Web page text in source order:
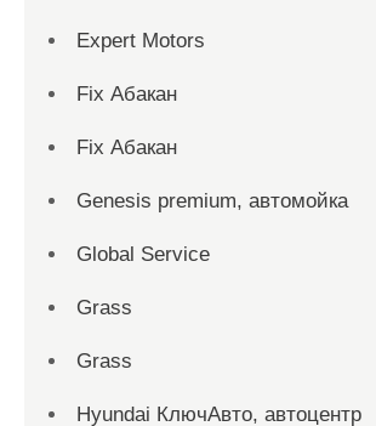
Expert Motors
Fix Абакан
Fix Абакан
Genesis premium, автомойка
Global Service
Grass
Grass
Hyundai КлючАвто, автоцентр